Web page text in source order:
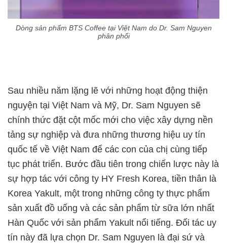
Dòng sản phẩm BTS Coffee tại Việt Nam do Dr. Sam Nguyen
phân phối
Sau nhiều năm lặng lẽ với những hoạt động thiện
nguyện tại Việt Nam và Mỹ, Dr. Sam Nguyen sẽ
chính thức đặt cột mốc mới cho việc xây dựng nền
tảng sự nghiệp và đưa những thương hiệu uy tín
quốc tế về Việt Nam để các con của chị cùng tiếp
tục phát triển. Bước đầu tiên trong chiến lược này là
sự hợp tác với công ty HY Fresh Korea, tiền thân là
Korea Yakult, một trong những công ty thực phẩm
sản xuất đồ uống và các sản phẩm từ sữa lớn nhất
Hàn Quốc với sản phẩm Yakult nổi tiếng. Đối tác uy
tín này đã lựa chọn Dr. Sam Nguyen là đại sứ và